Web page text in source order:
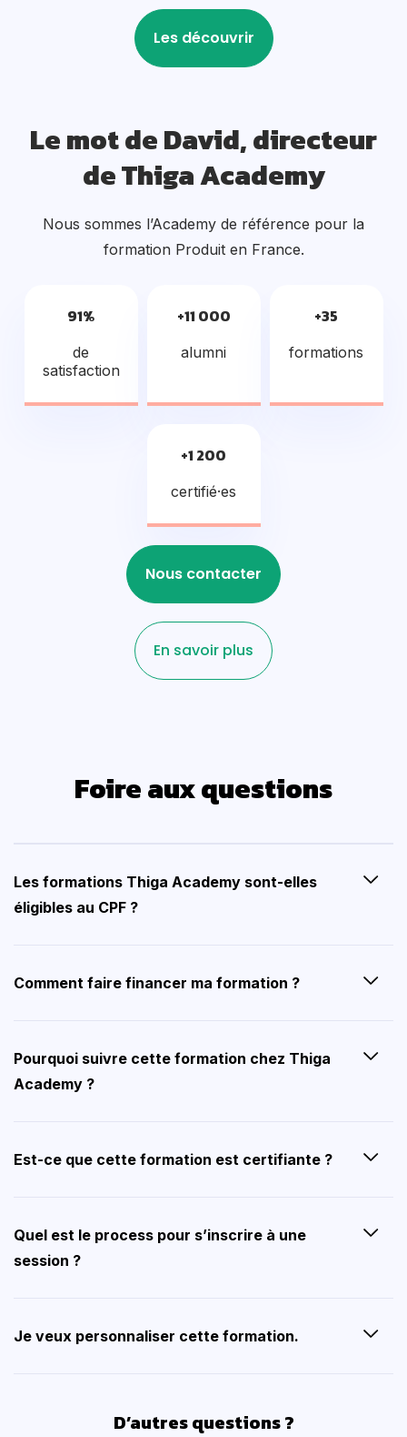
Le mot de David, directeur
de Thiga Academy
Nous sommes l’Academy de référence pour la
formation Produit en France.
91%
de
satisfaction
+11 000
alumni
+35
formations
+1 200
certifié·es
Nous contacter
En savoir plus
Foire aux questions
Les formations Thiga Academy sont-elles
éligibles au CPF ?
Comment faire financer ma formation ?
Pourquoi suivre cette formation chez Thiga
Academy ?
Est-ce que cette formation est certifiante ?
Quel est le process pour s’inscrire à une
session ?
Je veux personnaliser cette formation.
D’autres questions ?